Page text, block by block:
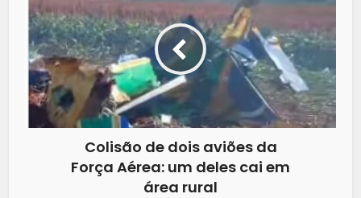
Colisão de dois aviões da
Força Aérea: um deles cai em
área rural